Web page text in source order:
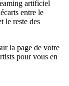
artificiel
entre le
le reste des
la page de votre
pour vous en